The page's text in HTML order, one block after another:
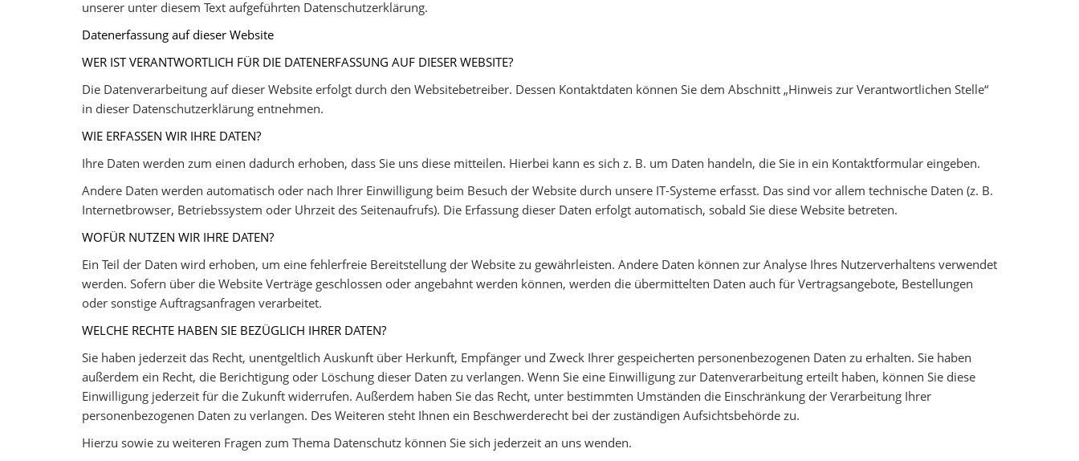
unserer unter diesem Text aufgeführten Datenschutzerklärung.
Datenerfassung auf dieser Website
WER IST VERANTWORTLICH FÜR DIE DATENERFASSUNG AUF DIESER WEBSITE?
Die Datenverarbeitung auf dieser Website erfolgt durch den Websitebetreiber. Dessen Kontaktdaten können Sie dem Abschnitt „Hinweis zur Verantwortlichen Stelle“
in dieser Datenschutzerklärung entnehmen.
WIE ERFASSEN WIR IHRE DATEN?
Ihre Daten werden zum einen dadurch erhoben, dass Sie uns diese mitteilen. Hierbei kann es sich z. B. um Daten handeln, die Sie in ein Kontaktformular eingeben.
Andere Daten werden automatisch oder nach Ihrer Einwilligung beim Besuch der Website durch unsere IT-Systeme erfasst. Das sind vor allem technische Daten (z. B.
Internetbrowser, Betriebssystem oder Uhrzeit des Seitenaufrufs). Die Erfassung dieser Daten erfolgt automatisch, sobald Sie diese Website betreten.
WOFÜR NUTZEN WIR IHRE DATEN?
Ein Teil der Daten wird erhoben, um eine fehlerfreie Bereitstellung der Website zu gewährleisten. Andere Daten können zur Analyse Ihres Nutzerverhaltens verwendet
werden. Sofern über die Website Verträge geschlossen oder angebahnt werden können, werden die übermittelten Daten auch für Vertragsangebote, Bestellungen
oder sonstige Auftragsanfragen verarbeitet.
WELCHE RECHTE HABEN SIE BEZÜGLICH IHRER DATEN?
Sie haben jederzeit das Recht, unentgeltlich Auskunft über Herkunft, Empfänger und Zweck Ihrer gespeicherten personenbezogenen Daten zu erhalten. Sie haben
außerdem ein Recht, die Berichtigung oder Löschung dieser Daten zu verlangen. Wenn Sie eine Einwilligung zur Datenverarbeitung erteilt haben, können Sie diese
Einwilligung jederzeit für die Zukunft widerrufen. Außerdem haben Sie das Recht, unter bestimmten Umständen die Einschränkung der Verarbeitung Ihrer
personenbezogenen Daten zu verlangen. Des Weiteren steht Ihnen ein Beschwerderecht bei der zuständigen Aufsichtsbehörde zu.
Hierzu sowie zu weiteren Fragen zum Thema Datenschutz können Sie sich jederzeit an uns wenden.